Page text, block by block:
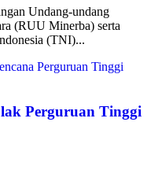
Undang-undang
(RUU Minerba) serta
(TNI)...
Perguruan Tinggi